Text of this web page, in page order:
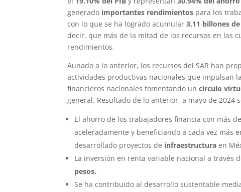
generado importantes rendimientos para los
con lo que se ha logrado acumular3.11 billones
decir, que más de la mitad de los recursos en las
rendimientos.
Aunado a lo anterior, los recursos del SAR han
actividades productivas nacionales que impulsan
financieros nacionales fomentando uncírculo
general. Resultado de lo anterior, a mayo de 2024
El ahorro de los trabajadores financia con más de
aceleradamente y beneficiando a cada vez más
desarrollado proyectos de infraestructuraen
La inversión en renta variable nacional a través
pesos.
Se ha contribuido al desarrollo sustentable